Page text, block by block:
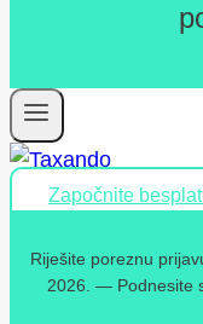
Započnite
Riješite poreznu
2026. — Podnesite